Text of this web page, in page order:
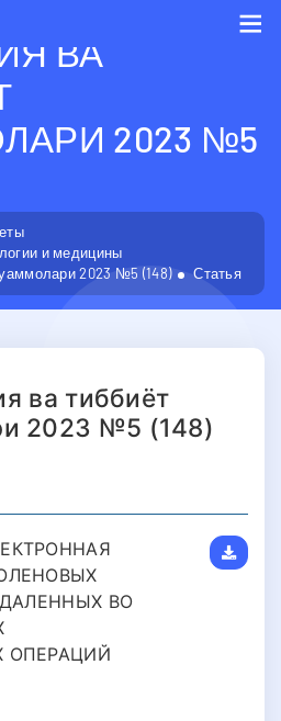
ВА
2023 №5
и медицины
2023 №5 (148)
Статья
ва тиббиёт
2023 №5 (148)
ВО
ОПЕРАЦИЙ